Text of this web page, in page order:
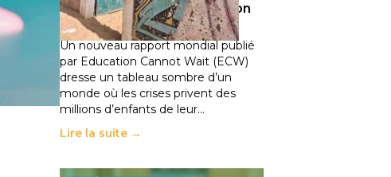
déplacements de population
11 juillet 2026 -National
Un nouveau rapport mondial publié
par Education Cannot Wait (ECW)
dresse un tableau sombre d’un
monde où les crises privent des
millions d’enfants de leur…
Lire la suite →